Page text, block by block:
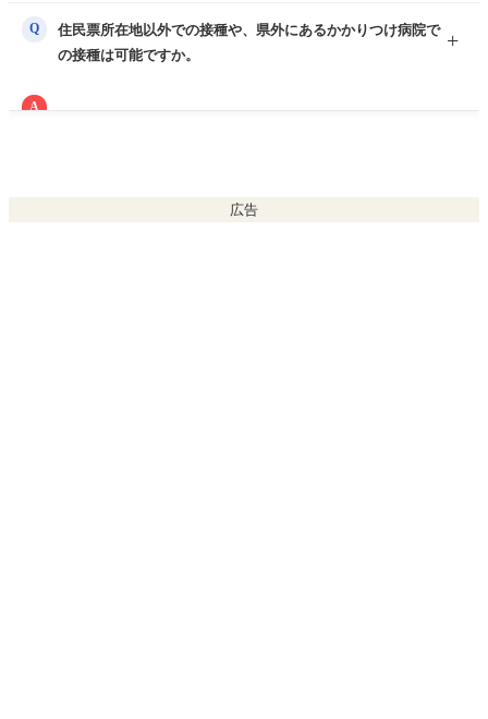
Q
住民票所在地以外での接種や、県外にあるかかりつけ病院で
の接種は可能ですか。
A
広告